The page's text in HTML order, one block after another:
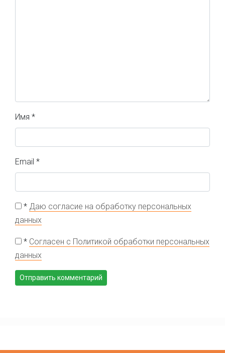
Имя *
Email *
* Даю согласие на обработку персональных
данных
* Согласен с Политикой обработки персональных
данных